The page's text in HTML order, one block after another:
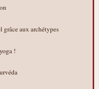
grâce aux archétypes
!